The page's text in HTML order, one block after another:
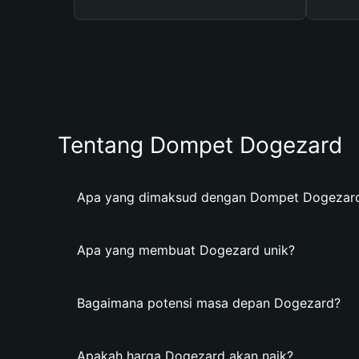
Tentang Dompet Dogezard
Apa yang dimaksud dengan Dompet
Apa yang membuat Dogezard unik?
Bagaimana potensi masa depan Dogezard?
Apakah harga Dogezard akan naik?